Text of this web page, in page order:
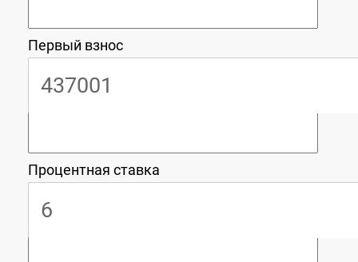
Первый взнос
Процентная ставка